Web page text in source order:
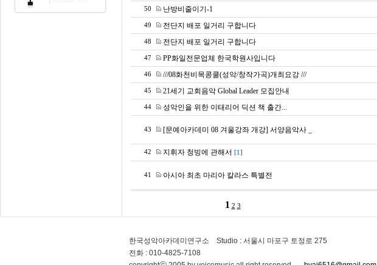
50 난방비줄이기-1
49 전단지 배포 일거리 구합니다
48 전단지 배포 일거리 구합니다
47 PP화일전문업체 한국학원사입니다
46 ///08화천비목콩쿨(성악/창작가곡)개최요강 ///
45 21세기 교회음악 Global Leader 모집안내
44 성악인을 위한 이태리어 딕션 책 출간...
43 [문예아카데미 08 겨울강좌 개강] 서양음악사 _
42 지휘자 청빙에 관해서 [1]
41 아시아 최초 마리아 칼라스 특별전
1 2 3
한국성악아카데미연구소 Studio : 서울시 마포구 토정로 275
전화 : 010-4825-7108